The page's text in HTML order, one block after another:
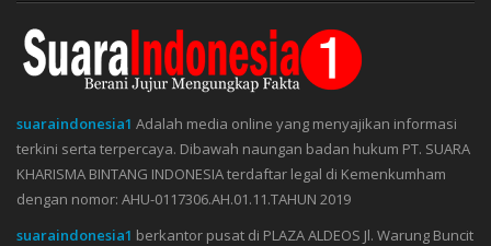
suaraindonesia1 Adalah media online yang menyajikan informasi
terkini serta terpercaya. Dibawah naungan badan hukum PT. SUARA
KHARISMA BINTANG INDONESIA terdaftar legal di Kemenkumham
dengan nomor: AHU-0117306.AH.01.11.TAHUN 2019
suaraindonesia1 berkantor pusat di PLAZA ALDEOS Jl. Warung Buncit